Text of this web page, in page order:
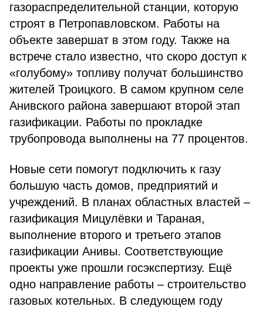
газораспределительной станции, которую
строят в Петропавловском. Работы на
объекте завершат в этом году. Также на
встрече стало известно, что скоро доступ к
«голубому» топливу получат большинство
жителей Троицкого. В самом крупном селе
Анивского района завершают второй этап
газификации. Работы по прокладке
трубопровода выполнены на 77 процентов.
Новые сети помогут подключить к газу
большую часть домов, предприятий и
учреждений. В планах областных властей –
газификация Мицулёвки и Тараная,
выполнение второго и третьего этапов
газификации Анивы. Соответствующие
проекты уже прошли госэкспертизу. Ещё
одно направление работы – строительство
газовых котельных. В следующем году